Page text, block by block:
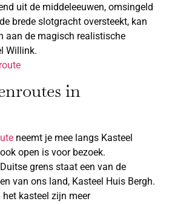
uit de middeleeuwen, omsingeld
brede slotgracht oversteekt, kan
aan de magisch realistische
Willink.
in
neemt je mee langs Kasteel
open is voor bezoek.
grens staat een van de
van ons land, Kasteel Huis Bergh.
het kasteel zijn meer